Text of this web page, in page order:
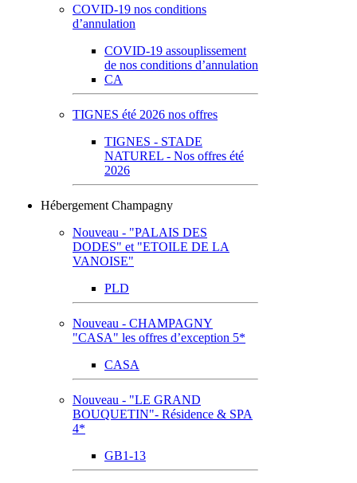
COVID-19 nos conditions
d’annulation
COVID-19 assouplissement
de nos conditions d’annulation
CA
TIGNES été 2026 nos offres
TIGNES - STADE
NATUREL - Nos offres été
2026
Hébergement Champagny
Nouveau - "PALAIS DES
DODES" et "ETOILE DE LA
VANOISE"
PLD
Nouveau - CHAMPAGNY
"CASA" les offres d’exception 5*
CASA
Nouveau - "LE GRAND
BOUQUETIN"- Résidence & SPA
4*
GB1-13